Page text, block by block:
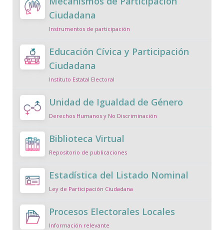
Ciudadana
Instrumentos de participación
Educación Cívica y Participación
Ciudadana
Instituto Estatal Electoral
Unidad de Igualdad de Género
Derechos Humanos y No Discriminación
Biblioteca Virtual
Repositorio de publicaciones
Estadística del Listado Nominal
Ley de Participación Ciudadana
Procesos Electorales Locales
Información relevante